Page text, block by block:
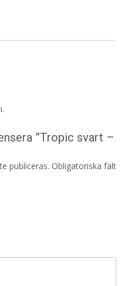
”Tropic svart –
publiceras. Obligatoriska fält